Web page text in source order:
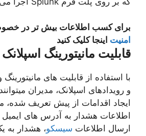
برای کسب اطلاعات بیش تر در
امنیت اینجا کلیک کنید
قابلیت مانیتورینگ اسپلانک
با استفاده از قابلیت های
و رویدادهای اسپلانک، مدیران
ایجاد اقدامات از پیش تعریف شده،
اطلاعات هشدار به آدرس های
ارسال اطلاعات سیسکو